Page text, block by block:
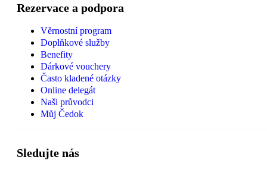
Rezervace a podpora
Věrnostní program
Doplňkové služby
Benefity
Dárkové vouchery
Často kladené otázky
Online delegát
Naši průvodci
Můj Čedok
Sledujte nás